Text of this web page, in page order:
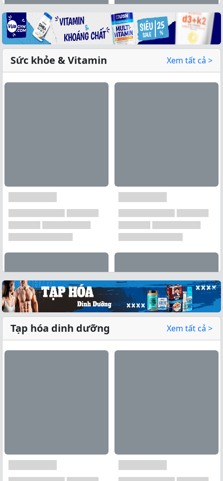
Xem tất cả →
Xem tất cả →
Sức khỏe & Vitamin Xem tất cả >
Tạp hóa dinh dưỡng Xem tất cả >